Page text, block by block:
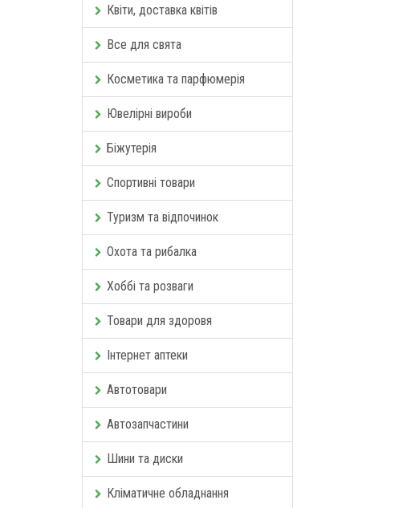
Квіти, доставка квітів
Все для свята
Косметика та парфюмерія
Ювелірні вироби
Біжутерія
Спортивні товари
Туризм та відпочинок
Охота та рибалка
Хоббі та розваги
Товари для здоровя
Інтернет аптеки
Автотовари
Автозапчастини
Шини та диски
Кліматичне обладнання